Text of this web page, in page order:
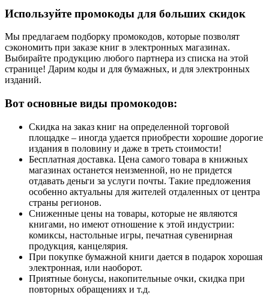
Используйте промокоды для больших скидок
Мы предлагаем подборку промокодов, которые позволят
сэкономить при заказе книг в электронных магазинах.
Выбирайте продукцию любого партнера из списка на этой
странице! Дарим коды и для бумажных, и для электронных
изданий.
Вот основные виды промокодов:
Скидка на заказ книг на определенной торговой
площадке – иногда удается приобрести хорошие дорогие
издания в половину и даже в треть стоимости!
Бесплатная доставка. Цена самого товара в книжных
магазинах останется неизменной, но не придется
отдавать деньги за услуги почты. Такие предложения
особенно актуальны для жителей отдаленных от центра
страны регионов.
Сниженные цены на товары, которые не являются
книгами, но имеют отношение к этой индустрии:
комиксы, настольные игры, печатная сувенирная
продукция, канцелярия.
При покупке бумажной книги дается в подарок хорошая
электронная, или наоборот.
Приятные бонусы, накопительные очки, скидка при
повторных обращениях и т.д.